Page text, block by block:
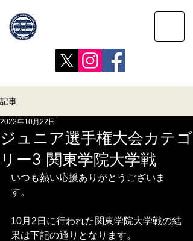
記事
ジュニア選手権大会カテゴ
リー3 関東学院大学戦
2022年10月22日
いつも熱い応援ありがとうございま
す。
10月2日に行われた関東学院大学戦の結
果は下記の通りとなります。